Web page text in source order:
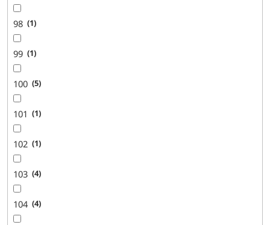
98 1
99 1
100 5
101 1
102 1
103 4
104 4